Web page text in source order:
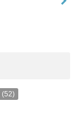
(52)